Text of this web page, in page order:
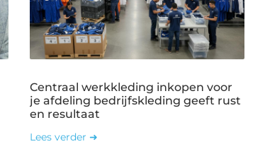
Centraal werkkleding inkopen voor
je afdeling bedrijfskleding geeft rust
en resultaat
Lees verder ➜